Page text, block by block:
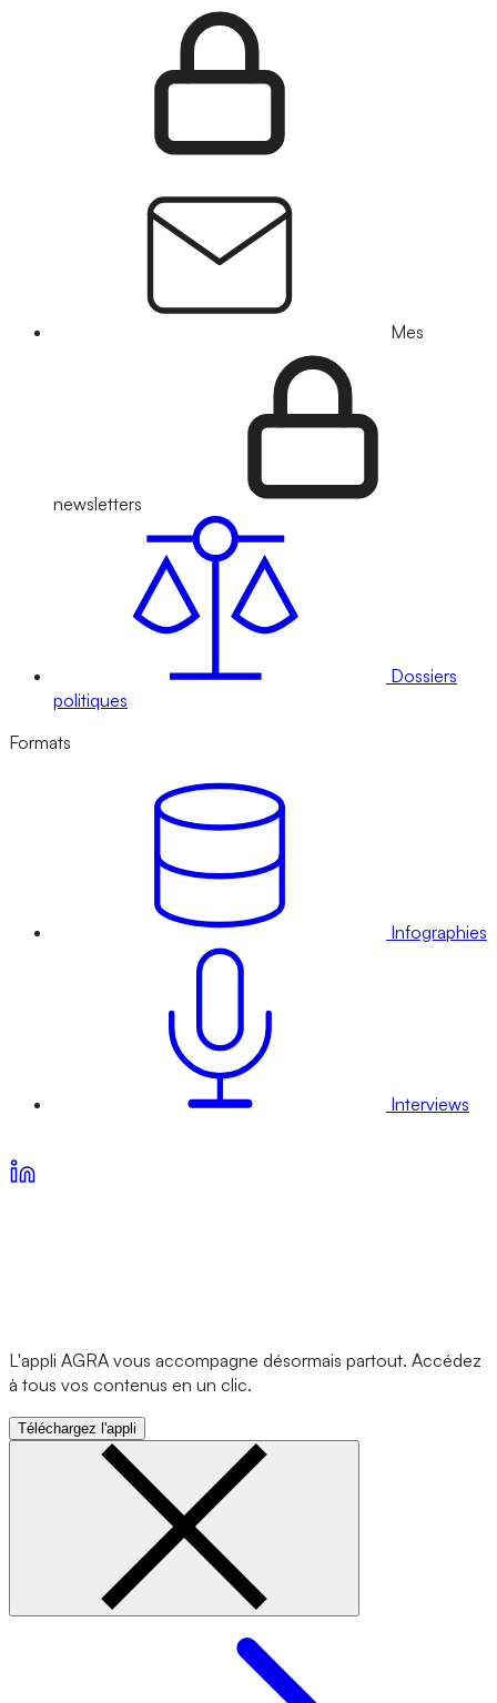
Mes
newsletters
Dossiers
politiques
Formats
Infographies
Interviews
L'appli AGRA vous accompagne désormais partout. Accédez
à tous vos contenus en un clic.
Téléchargez l'appli